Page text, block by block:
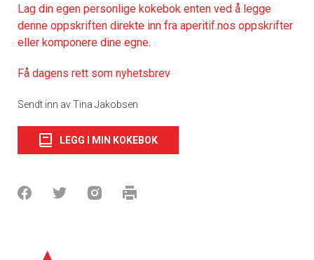
Lag din egen personlige kokebok enten ved å legge
denne oppskriften direkte inn fra aperitif.nos oppskrifter
eller komponere dine egne.
Få dagens rett som nyhetsbrev
Sendt inn av Tina Jakobsen
LEGG I MIN KOKEBOK